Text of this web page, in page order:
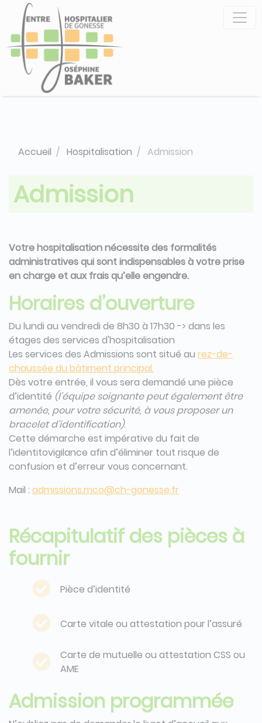
contenu
principal
Accueil Hospitalisation Admission
Admission
Votre hospitalisation nécessite des formalités
administratives qui sont indispensables à votre prise
en charge et aux frais qu’elle engendre.
Horaires d’ouverture
Du lundi au vendredi de 8h30 à 17h30 -> dans les
étages des services d'hospitalisation
Les services des Admissions sont situé au rez-de-
chaussée du bâtiment principal.
Dès votre entrée, il vous sera demandé une pièce
d’identité (l’équipe soignante peut également être
amenée, pour votre sécurité, à vous proposer un
bracelet d’identification).
Cette démarche est impérative du fait de
l’identitovigilance afin d’éliminer tout risque de
confusion et d’erreur vous concernant.
Mail : admissions.mco@ch-gonesse.fr
Récapitulatif des pièces à
fournir
Pièce d’identité
Carte vitale ou attestation pour l’assuré
Carte de mutuelle ou attestation CSS ou
AME
Admission programmée
Panneau de gestion des cookies